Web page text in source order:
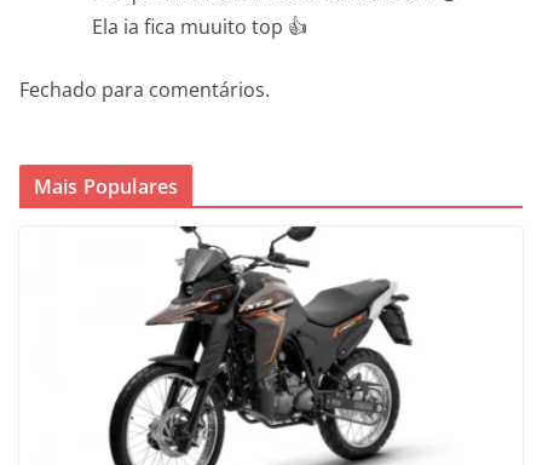
Ela ia fica muuito top 👍
Fechado para comentários.
Mais Populares